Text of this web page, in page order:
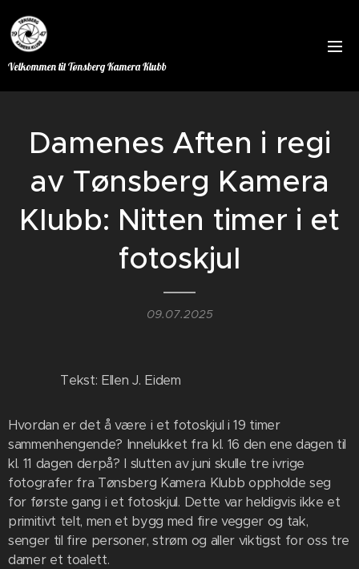
Velkommen til Tønsberg Kamera Klubb
Damenes Aften i regi
av Tønsberg Kamera
Klubb: Nitten timer i et
fotoskjul
09.07.2025
Tekst: Ellen J. Eidem
Hvordan er det å være i et fotoskjul i 19 timer
sammenhengende? Innelukket fra kl. 16 den ene dagen til
kl. 11 dagen derpå? I slutten av juni skulle tre ivrige
fotografer fra Tønsberg Kamera Klubb oppholde seg
for første gang i et fotoskjul. Dette var heldigvis ikke et
primitivt telt, men et bygg med fire vegger og tak,
senger til fire personer, strøm og aller viktigst for oss tre
damer et toalett.